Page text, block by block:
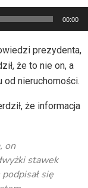
00:00
prezydenta,
że to nie on, a
nieruchomości.
że informacja
on
stawek
się